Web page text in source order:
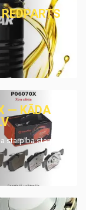
— KĀDA
starpība starp